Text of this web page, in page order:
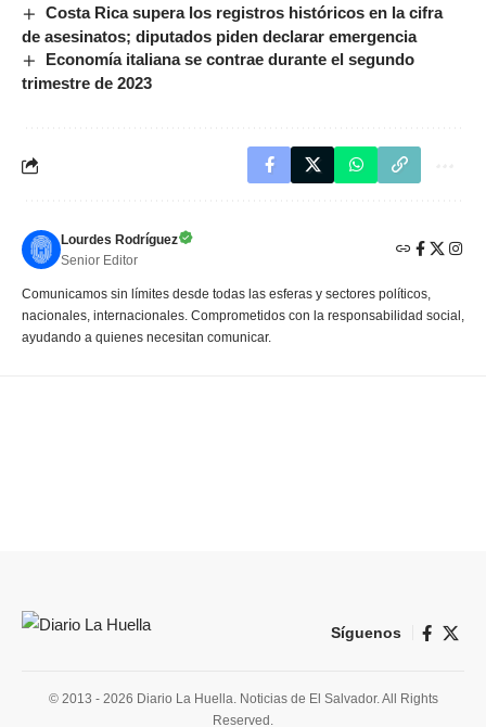
Costa Rica supera los registros históricos en la cifra
de asesinatos; diputados piden declarar emergencia
Economía italiana se contrae durante el segundo
trimestre de 2023
Lourdes Rodríguez
Senior Editor
Comunicamos sin límites desde todas las esferas y sectores políticos,
nacionales, internacionales. Comprometidos con la responsabilidad social,
ayudando a quienes necesitan comunicar.
Síguenos
© 2013 - 2026 Diario La Huella. Noticias de El Salvador. All Rights
Reserved.